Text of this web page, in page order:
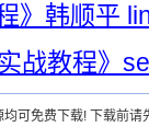
》韩顺平
战教程》
均可免费下载! 下载前